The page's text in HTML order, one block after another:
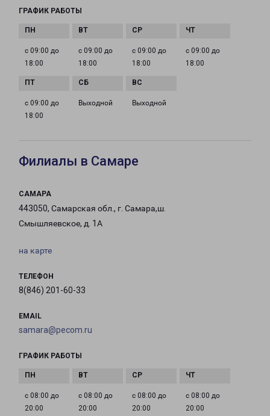
ГРАФИК РАБОТЫ
с 09:00 до
18:00
с 09:00 до
18:00
с 09:00 до
18:00
с 09:00 до
18:00
с 09:00 до
18:00
Выходной Выходной
Филиалы в Самаре
САМАРА
443050, Самарская обл., г. Самара,ш.
Смышляевское, д. 1А
на карте
ТЕЛЕФОН
8(846) 201-60-33
EMAIL
samara@pecom.ru
ГРАФИК РАБОТЫ
с 08:00 до
20:00
с 08:00 до
20:00
с 08:00 до
20:00
с 08:00 до
20:00